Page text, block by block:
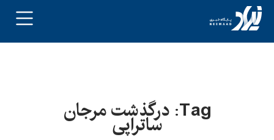
Tag: درگذشت مرجان
ساتراپی